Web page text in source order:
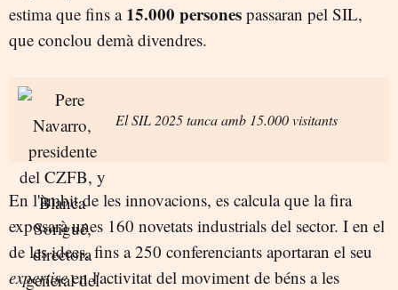
estima que fins a 15.000 persones passaran pel SIL,
que conclou demà divendres.
El SIL 2025 tanca amb 15.000 visitants
En l'àmbit de les innovacions, es calcula que la fira
exposarà unes 160 novetats industrials del sector. I en el
de les idees, fins a 250 conferenciants aportaran el seu
expertiseen l'activitat del moviment de béns a les